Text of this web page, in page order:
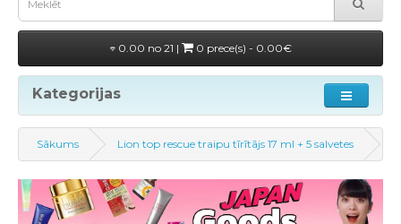
0.00 no 21 | 0 prece(s) - 0.00€
Kategorijas
Sākums Lion top rescue traipu tīrītājs 17 ml + 5 salvetes